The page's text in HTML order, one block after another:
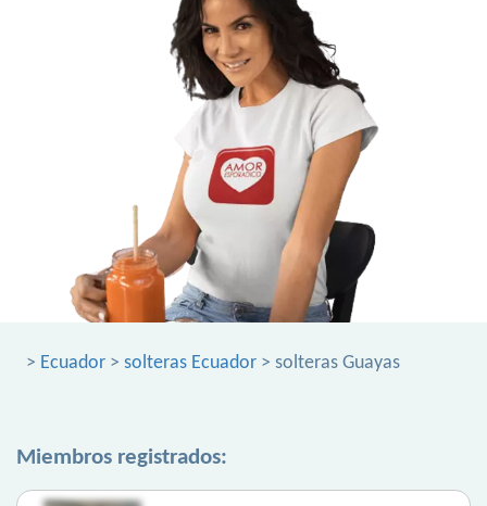
> Ecuador > solteras Ecuador > solteras Guayas
Miembros registrados: